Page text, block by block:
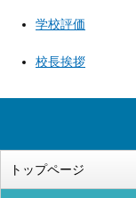
学校評価
校長挨拶
トップページ